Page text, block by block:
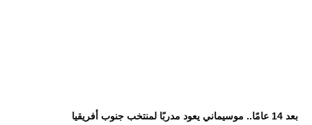
بعد 14 عامًا.. موسيماني يعود مدربًا لمنتخب جنوب أفريقيا